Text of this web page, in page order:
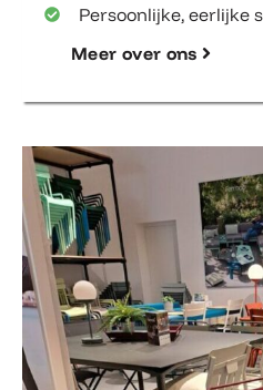
Persoonlijke, eerlijke
Meer over ons